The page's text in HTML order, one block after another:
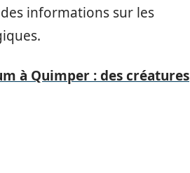
informations sur les
à Quimper : des créatures